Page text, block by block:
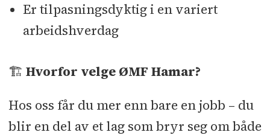
Er tilpasningsdyktig i en variert
arbeidshverdag
🏗️ Hvorfor velge ØMF Hamar?
Hos oss får du mer enn bare en jobb – du
blir en del av et lag som bryr seg om både